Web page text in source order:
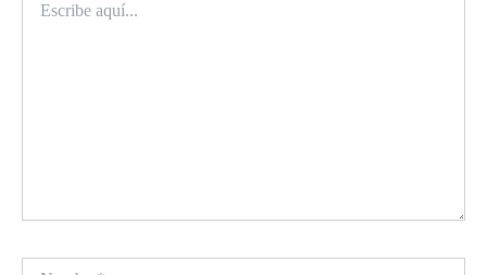
aquí...